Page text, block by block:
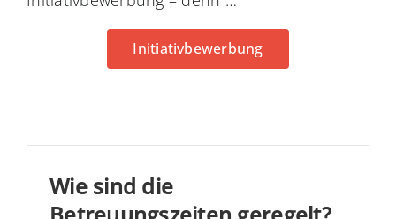
Initiativbewerbung
Wie sind die